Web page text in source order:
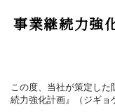
事業継続力強
この度、当社が策定し
続力強化計画』（ジギョ